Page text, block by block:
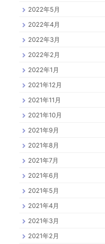
2022年5月
2022年4月
2022年3月
2022年2月
2022年1月
2021年12月
2021年11月
2021年10月
2021年9月
2021年8月
2021年7月
2021年6月
2021年5月
2021年4月
2021年3月
2021年2月